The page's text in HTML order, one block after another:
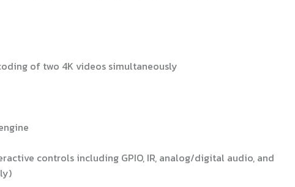
of two 4K videos simultaneously
controls including GPIO, IR, analog/digital audio, and